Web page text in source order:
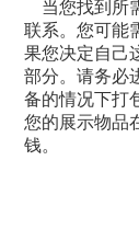
当您找到所
联系。您可能
果您决定自己
部分。请务必
备的情况下打
您的展示物品
钱。